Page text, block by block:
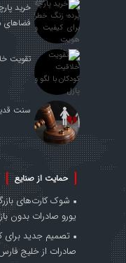
خرید
فضاهای
تقویت
سنت
حمایت از صنایع
یورو صادرات بدون
تصمیم جدید برای
صادرات از خلیج